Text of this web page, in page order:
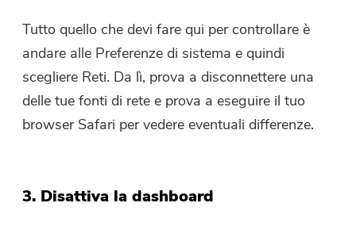
Tutto quello che devi fare qui per controllare è
andare alle Preferenze di sistema e quindi
scegliere Reti. Da lì, prova a disconnettere una
delle tue fonti di rete e prova a eseguire il tuo
browser Safari per vedere eventuali differenze.
3. Disattiva la dashboard